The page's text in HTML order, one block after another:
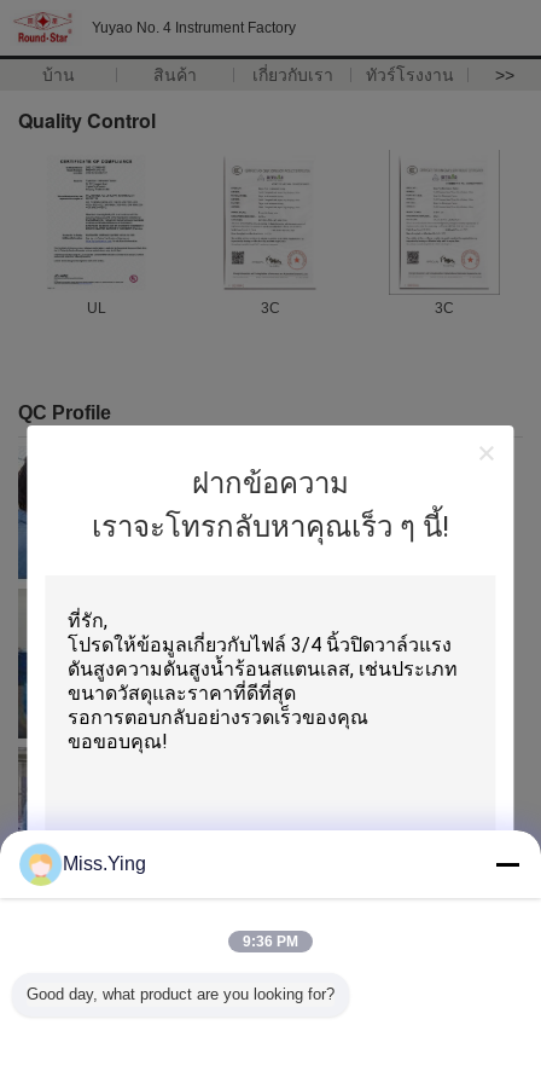
Yuyao No. 4 Instrument Factory
บ้าน สินค้า เกี่ยวกับเรา ทัวร์โรงงาน >>
ฝากข้อความ
เราจะโทรกลับหาคุณเร็ว ๆ นี้!
เสนอ
Quality Control
UL 3C 3C
QC Profile
Miss.Ying
9:36 PM
Good day, what product are you looking for?